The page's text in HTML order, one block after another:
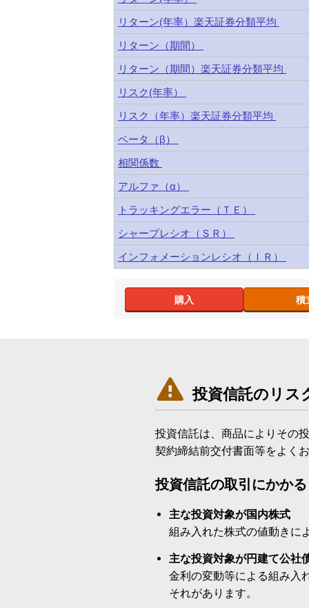
リターン(年率）楽天証券分類平均
リターン（期間）
リターン（期間）楽天証券分類平均
リスク(年率）
リスク（年率）楽天証券分類平均
ベータ（β）
相関係数
アルファ（α）
トラッキングエラー（ＴＥ）
シャープレシオ（ＳＲ）
インフォメーションレシオ（ＩＲ）
購入 積
 投資信託のリス
投資信託は、商品によりその
契約締結前交付書面等をよく
投資信託の取引にかか
主な投資対象が国内株式
組み入れた株式の値動きに
主な投資対象が円建て公社
金利の変動等による組み入
それがあります。